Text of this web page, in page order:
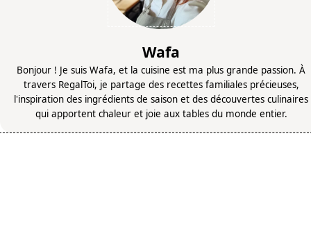
Wafa
Bonjour ! Je suis Wafa, et la cuisine est ma plus grande passion. À
travers RegalToi, je partage des recettes familiales précieuses,
l'inspiration des ingrédients de saison et des découvertes culinaires
qui apportent chaleur et joie aux tables du monde entier.